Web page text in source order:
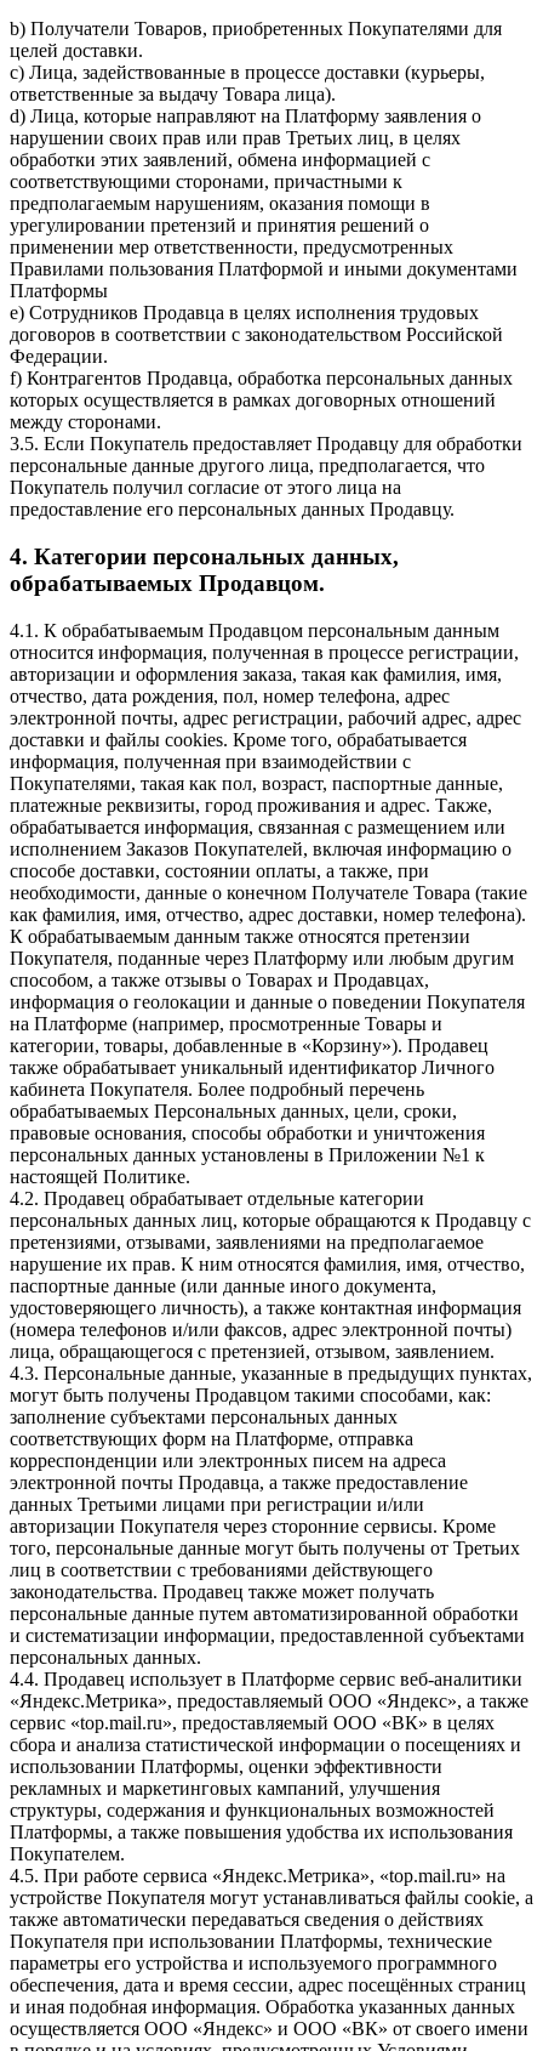
b) Получатели Товаров, приобретенных Покупателями для
целей доставки.
c) Лица, задействованные в процессе доставки (курьеры,
ответственные за выдачу Товара лица).
d) Лица, которые направляют на Платформу заявления о
нарушении своих прав или прав Третьих лиц, в целях
обработки этих заявлений, обмена информацией с
соответствующими сторонами, причастными к
предполагаемым нарушениям, оказания помощи в
урегулировании претензий и принятия решений о
применении мер ответственности, предусмотренных
Правилами пользования Платформой и иными документами
Платформы
e) Сотрудников Продавца в целях исполнения трудовых
договоров в соответствии с законодательством Российской
Федерации.
f) Контрагентов Продавца, обработка персональных данных
которых осуществляется в рамках договорных отношений
между сторонами.
3.5. Если Покупатель предоставляет Продавцу для обработки
персональные данные другого лица, предполагается, что
Покупатель получил согласие от этого лица на
предоставление его персональных данных Продавцу.
4. Категории персональных данных,
обрабатываемых Продавцом.
4.1. К обрабатываемым Продавцом персональным данным
относится информация, полученная в процессе регистрации,
авторизации и оформления заказа, такая как фамилия, имя,
отчество, дата рождения, пол, номер телефона, адрес
электронной почты, адрес регистрации, рабочий адрес, адрес
доставки и файлы cookies. Кроме того, обрабатывается
информация, полученная при взаимодействии с
Покупателями, такая как пол, возраст, паспортные данные,
платежные реквизиты, город проживания и адрес. Также,
обрабатывается информация, связанная с размещением или
исполнением Заказов Покупателей, включая информацию о
способе доставки, состоянии оплаты, а также, при
необходимости, данные о конечном Получателе Товара (такие
как фамилия, имя, отчество, адрес доставки, номер телефона).
К обрабатываемым данным также относятся претензии
Покупателя, поданные через Платформу или любым другим
способом, а также отзывы о Товарах и Продавцах,
информация о геолокации и данные о поведении Покупателя
на Платформе (например, просмотренные Товары и
категории, товары, добавленные в «Корзину»). Продавец
также обрабатывает уникальный идентификатор Личного
кабинета Покупателя. Более подробный перечень
обрабатываемых Персональных данных, цели, сроки,
правовые основания, способы обработки и уничтожения
персональных данных установлены в Приложении №1 к
настоящей Политике.
4.2. Продавец обрабатывает отдельные категории
персональных данных лиц, которые обращаются к Продавцу с
претензиями, отзывами, заявлениями на предполагаемое
нарушение их прав. К ним относятся фамилия, имя, отчество,
паспортные данные (или данные иного документа,
удостоверяющего личность), а также контактная информация
(номера телефонов и/или факсов, адрес электронной почты)
лица, обращающегося с претензией, отзывом, заявлением.
4.3. Персональные данные, указанные в предыдущих пунктах,
могут быть получены Продавцом такими способами, как:
заполнение субъектами персональных данных
соответствующих форм на Платформе, отправка
корреспонденции или электронных писем на адреса
электронной почты Продавца, а также предоставление
данных Третьими лицами при регистрации и/или
авторизации Покупателя через сторонние сервисы. Кроме
того, персональные данные могут быть получены от Третьих
лиц в соответствии с требованиями действующего
законодательства. Продавец также может получать
персональные данные путем автоматизированной обработки
и систематизации информации, предоставленной субъектами
персональных данных.
4.4. Продавец использует в Платформе сервис веб-аналитики
«Яндекс.Метрика», предоставляемый ООО «Яндекс», а также
сервис «top.mail.ru», предоставляемый ООО «ВК» в целях
сбора и анализа статистической информации о посещениях и
использовании Платформы, оценки эффективности
рекламных и маркетинговых кампаний, улучшения
структуры, содержания и функциональных возможностей
Платформы, а также повышения удобства их использования
Покупателем.
4.5. При работе сервиса «Яндекс.Метрика», «top.mail.ru» на
устройстве Покупателя могут устанавливаться файлы cookie, а
также автоматически передаваться сведения о действиях
Покупателя при использовании Платформы, технические
параметры его устройства и используемого программного
обеспечения, дата и время сессии, адрес посещённых страниц
и иная подобная информация. Обработка указанных данных
осуществляется ООО «Яндекс» и ООО «ВК» от своего имени